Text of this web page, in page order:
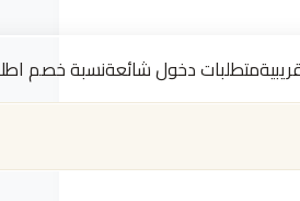
دخول شائعةنسبة خصم